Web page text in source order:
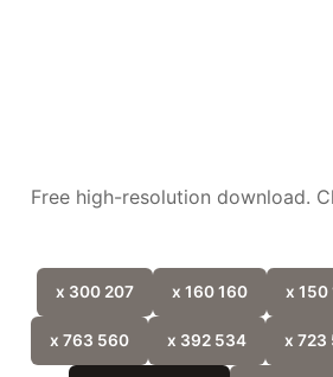
Free high-resolution
534 x 392
560 x 763